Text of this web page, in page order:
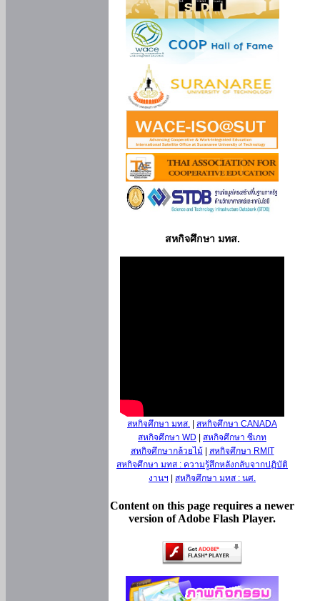
สหกิจศึกษา มทส.
สหกิจศึกษา มทส.
สหกิจศึกษา CANADA
สหกิจศึกษา WD
สหกิจศึกษา ซีเกท
สหกิจศึกษากล้วยไม้
สหกิจศึกษา RMIT
สหกิจศึกษา มทส : ความรู้สึกหลังกลับจากปฏิบัติ
งานฯ
สหกิจศึกษา มทส : นศ.
Content on this page requires a newer
version of Adobe Flash Player.